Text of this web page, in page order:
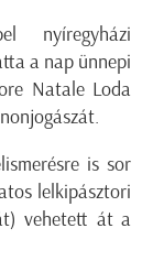
nyíregyházi
a nap ünnepi
Natale Loda
is sor
lelkipásztori
vehetett át a